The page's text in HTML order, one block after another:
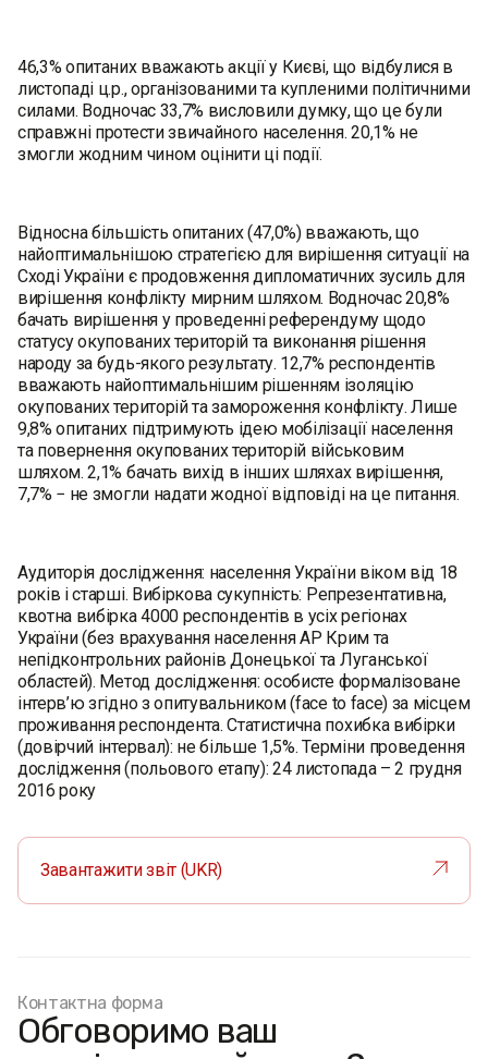
46,3% опитаних вважають акції у Києві, що відбулися в
листопаді ц.р., організованими та купленими політичними
силами. Водночас 33,7% висловили думку, що це були
справжні протести звичайного населення. 20,1% не
змогли жодним чином оцінити ці події.
Відносна більшість опитаних (47,0%) вважають, що
найоптимальнішою стратегією для вирішення ситуації на
Сході України є продовження дипломатичних зусиль для
вирішення конфлікту мирним шляхом. Водночас 20,8%
бачать вирішення у проведенні референдуму щодо
статусу окупованих територій та виконання рішення
народу за будь-якого результату. 12,7% респондентів
вважають найоптимальнішим рішенням ізоляцію
окупованих територій та замороження конфлікту. Лише
9,8% опитаних підтримують ідею мобілізації населення
та повернення окупованих територій військовим
шляхом. 2,1% бачать вихід в інших шляхах вирішення,
7,7% − не змогли надати жодної відповіді на це питання.
Аудиторія дослідження: населення України віком від 18
років і старші. Вибіркова сукупність: Репрезентативна,
квотна вибірка 4000 респондентів в усіх регіонах
України (без врахування населення АР Крим та
непідконтрольних районів Донецької та Луганської
областей). Метод дослідження: особисте формалізоване
інтерв’ю згідно з опитувальником (face to face) за місцем
проживання респондента. Статистична похибка вибірки
(довірчий інтервал): не більше 1,5%. Терміни проведення
дослідження (польового етапу): 24 листопада – 2 грудня
2016 року
Завантажити звіт (UKR)
Контактна форма
Обговоримо ваш